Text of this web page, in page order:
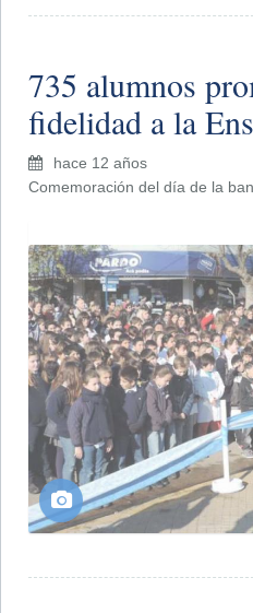
735 alumnos
fidelidad a la
hace 12 años
Comemoración del día de la